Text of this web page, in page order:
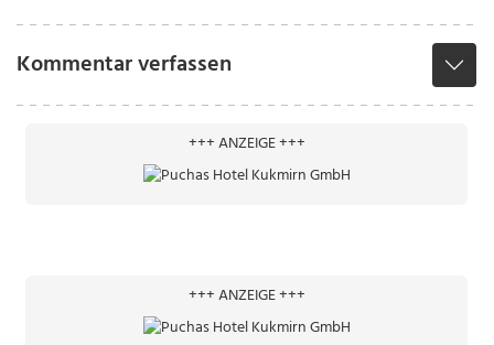
Kommentar verfassen
+++ ANZEIGE +++
+++ ANZEIGE +++